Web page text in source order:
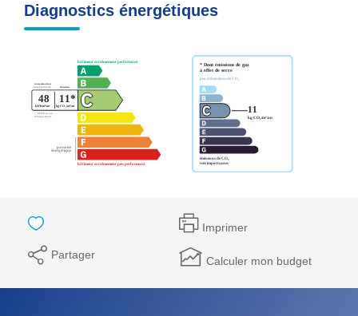
Diagnostics énergétiques
Imprimer
Partager Calculer mon budget